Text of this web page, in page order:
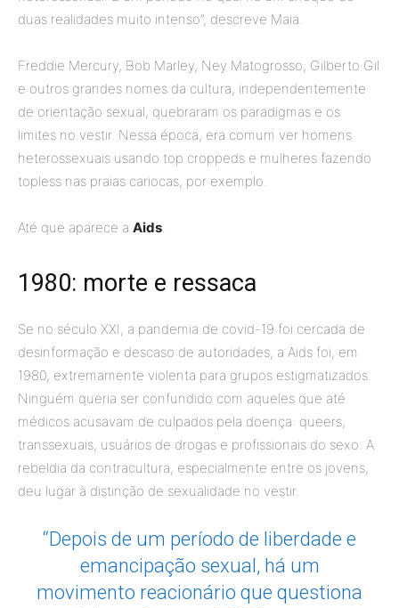
duas realidades muito intenso”, descreve Maia.
Freddie Mercury, Bob Marley, Ney Matogrosso, Gilberto Gil
e outros grandes nomes da cultura, independentemente
de orientação sexual, quebraram os paradigmas e os
limites no vestir. Nessa época, era comum ver homens
heterossexuais usando top croppeds e mulheres fazendo
topless nas praias cariocas, por exemplo.
Até que aparece a Aids.
1980: morte e ressaca
Se no século XXI, a pandemia de covid-19 foi cercada de
desinformação e descaso de autoridades, a Aids foi, em
1980, extremamente violenta para grupos estigmatizados.
Ninguém queria ser confundido com aqueles que até
médicos acusavam de culpados pela doença: queers,
transsexuais, usuários de drogas e profissionais do sexo. A
rebeldia da contracultura, especialmente entre os jovens,
deu lugar à distinção de sexualidade no vestir.
“Depois de um período de liberdade e
emancipação sexual, há um
movimento reacionário que questiona